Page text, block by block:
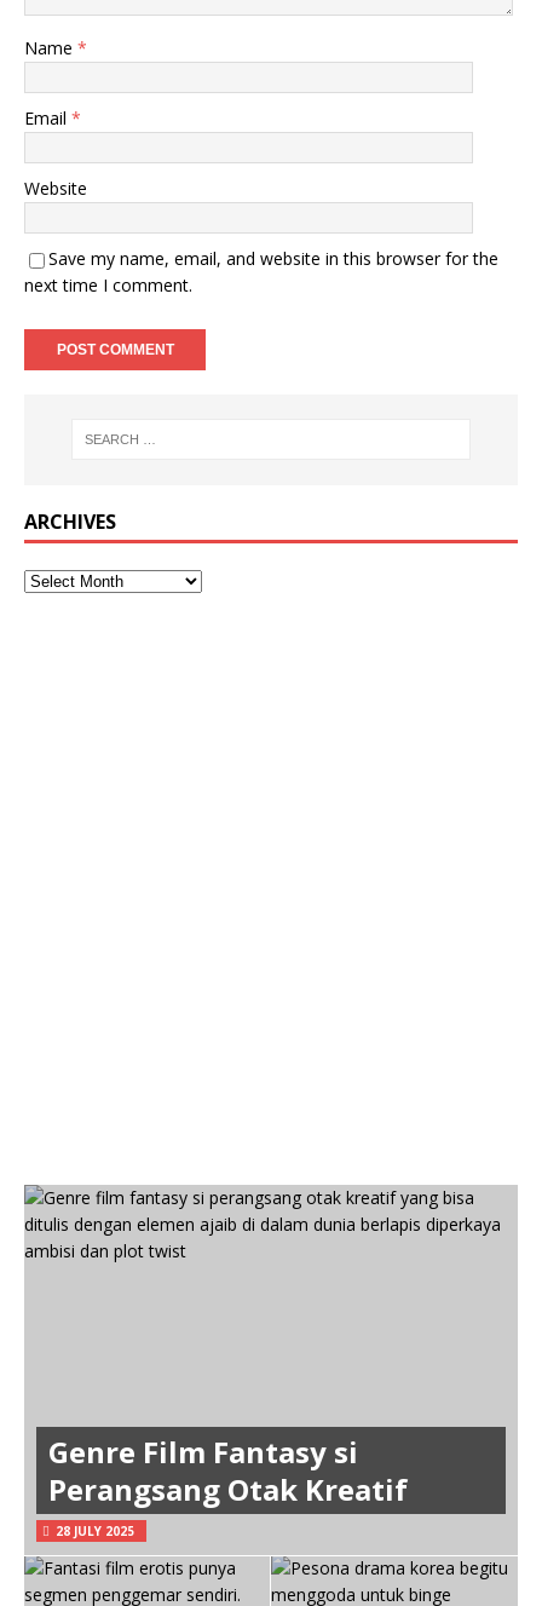
Name *
Email *
Website
Save my name, email, and website in this browser for the
next time I comment.
ARCHIVES
Genre Film Fantasy si
Perangsang Otak Kreatif
28 JULY 2025